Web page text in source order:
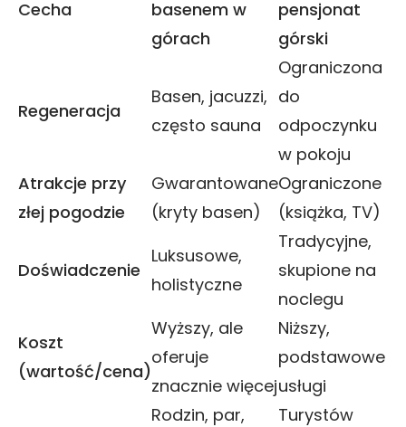
Cecha
basenem w
górach
pensjonat
górski
Regeneracja
Basen, jacuzzi,
często sauna
Ograniczona
do
odpoczynku
w pokoju
Atrakcje przy
złej pogodzie
Gwarantowane
(kryty basen)
Ograniczone
(książka, TV)
Doświadczenie
Luksusowe,
holistyczne
Tradycyjne,
skupione na
noclegu
Koszt
(wartość/cena)
Wyższy, ale
oferuje
znacznie więcej
Niższy,
podstawowe
usługi
Rodzin, par,
Turystów